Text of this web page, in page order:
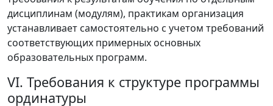
дисциплинам (модулям), практикам организация
устанавливает самостоятельно с учетом требований
соответствующих примерных основных
образовательных программ.
VI. Требования к структуре программы
ординатуры